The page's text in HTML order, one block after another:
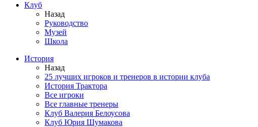
Клуб
Назад
Руководство
Музей
Школа
История
Назад
25 лучших игроков и тренеров в истории клуба
История Трактора
Все игроки
Все главные тренеры
Клуб Валерия Белоусова
Клуб Юрия Шумакова